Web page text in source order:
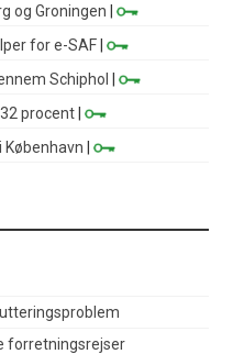
og Groningen |
for e-SAF |
Schiphol
|
procent |
København |
forretningsrejser